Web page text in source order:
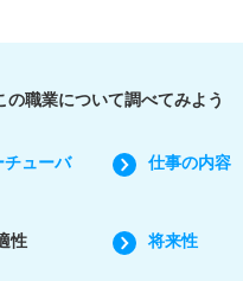
の職業について調べてみよう
ューバ
仕事の内容
性 将来性